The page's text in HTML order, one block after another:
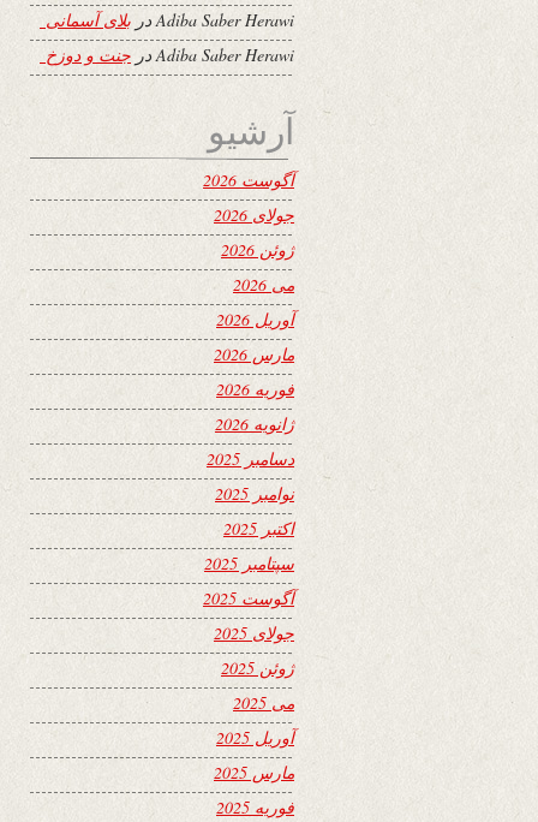
Adiba Saber Herawiدر بلای آسمانی
Adiba Saber Herawiدر جنت و دوزخ
آرشیو
آگوست 2026
جولای 2026
ژوئن 2026
می 2026
آوریل 2026
مارس 2026
فوریه 2026
ژانویه 2026
دسامبر 2025
نوامبر 2025
اکتبر 2025
سپتامبر 2025
آگوست 2025
جولای 2025
ژوئن 2025
می 2025
آوریل 2025
مارس 2025
فوریه 2025